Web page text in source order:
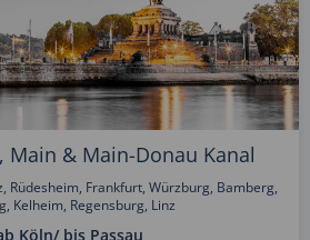
Main & Main-Donau Kanal
Rüdesheim, Frankfurt, Würzburg, Bamberg,
Kelheim, Regensburg, Linz
Köln/ bis Passau